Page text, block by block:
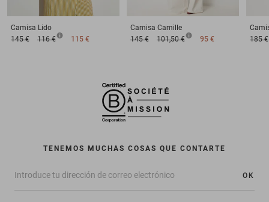
Camisa Lido
145 €
116 € 115 €
Camisa Camille
145 €
101,50 € 95 €
185 €
TENEMOS MUCHAS COSAS QUE CONTARTE
OK